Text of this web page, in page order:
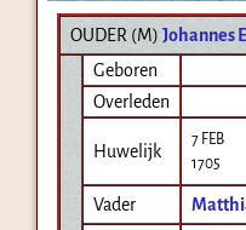
OUDER (M) Johannes
Geboren
Overleden
Huwelijk
7 FEB
1705
Vader